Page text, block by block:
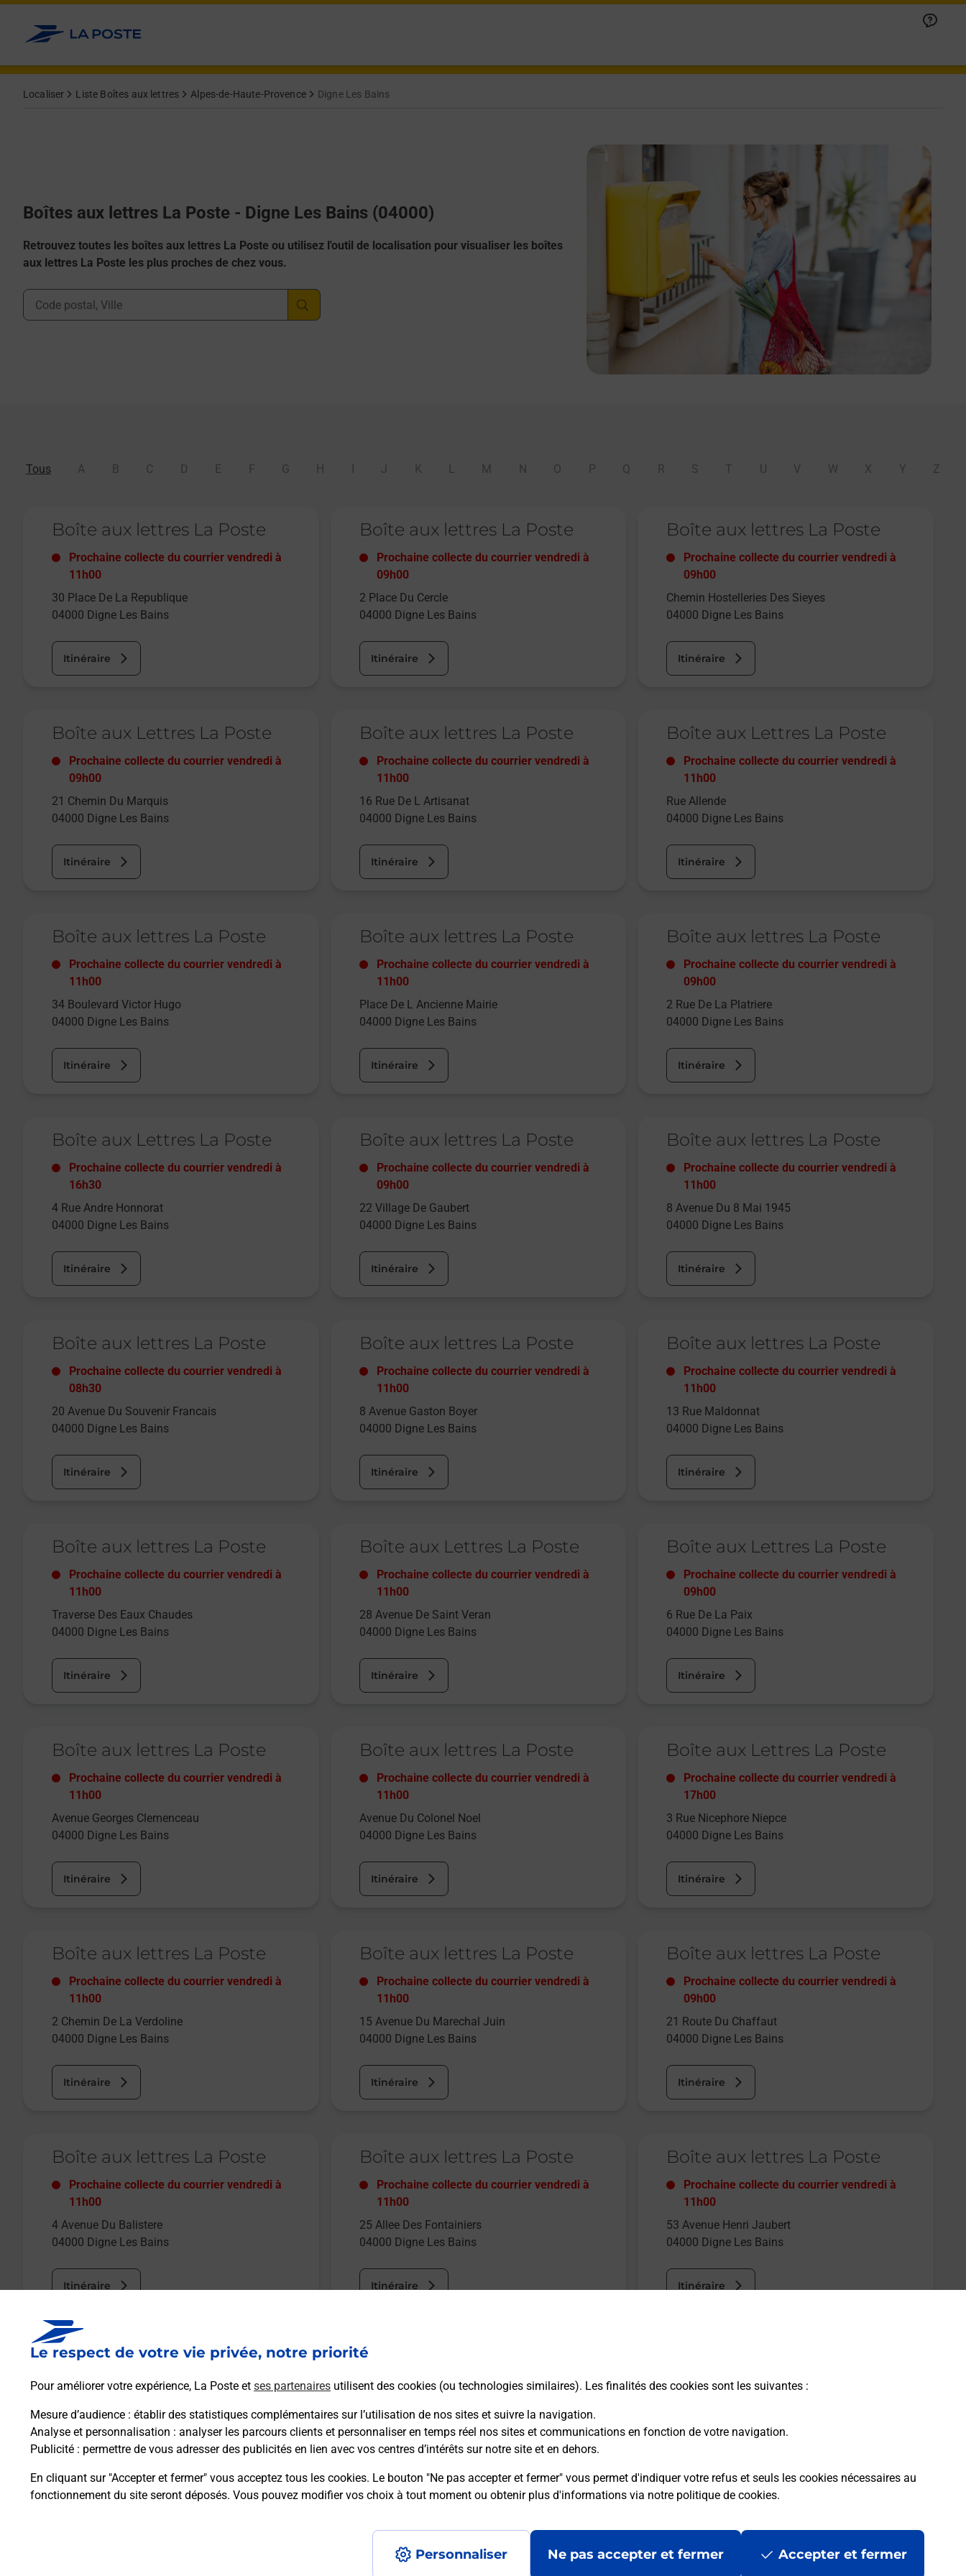
Le respect de votre vie privée, notre priorité
Pour améliorer votre expérience, La Poste et ses partenaires utilisent des cookies (ou technologies similaires). Les finalités des cookies sont les suivantes :
Mesure d’audience : établir des statistiques complémentaires sur l’utilisation de nos sites et suivre la navigation.
Analyse et personnalisation : analyser les parcours clients et personnaliser en temps réel nos sites et communications en fonction de votre navigation.
Publicité : permettre de vous adresser des publicités en lien avec vos centres d’intérêts sur notre site et en dehors.
En cliquant sur "Accepter et fermer" vous acceptez tous les cookies. Le bouton "Ne pas accepter et fermer" vous permet d'indiquer votre refus et seuls les cookies nécessaires au
fonctionnement du site seront déposés. Vous pouvez modifier vos choix à tout moment ou obtenir plus d'informations via notre politique de cookies.
Personnaliser Ne pas accepter et fermer Accepter et fermer
Allez au contenu
Localiser Liste Boîtes aux lettres Alpes-de-Haute-Provence Digne Les Bains
Boîtes aux lettres La Poste - Digne Les Bains (04000)
Retrouvez toutes les boîtes aux lettres La Poste ou utilisez l'outil de localisation pour visualiser les boîtes
aux lettres La Poste les plus proches de chez vous.
Ville, Département, Code Postal
Tous A B C D E F G H J K L M N O P Q R S T U V W X Y Z
Boîte aux lettres La Poste
Prochaine collecte du courrier vendredi à
11h00
30 Place De La Republique
04000 Digne Les Bains
Itinéraire
Boîte aux lettres La Poste
Prochaine collecte du courrier vendredi à
09h00
2 Place Du Cercle
04000 Digne Les Bains
Itinéraire
Boîte aux lettres La Poste
Prochaine collecte du courriervendredi à
09h00
Chemin Hostelleries Des Sieyes
04000 Digne Les Bains
Itinéraire
Boîte aux Lettres La Poste
Prochaine collecte du courrier vendredi à
09h00
21 Chemin Du Marquis
04000 Digne Les Bains
Itinéraire
Boîte aux lettres La Poste
Prochaine collecte du courrier vendredi à
11h00
16 Rue De L Artisanat
04000 Digne Les Bains
Itinéraire
Boîte aux Lettres La Poste
Prochaine collecte du courriervendredi à
11h00
Rue Allende
04000 Digne Les Bains
Itinéraire
Boîte aux lettres La Poste
Prochaine collecte du courrier vendredi à
11h00
34 Boulevard Victor Hugo
04000 Digne Les Bains
Itinéraire
Boîte aux lettres La Poste
Prochaine collecte du courrier vendredi à
11h00
Place De L Ancienne Mairie
04000 Digne Les Bains
Itinéraire
Boîte aux lettres La Poste
Prochaine collecte du courriervendredi à
09h00
2 Rue De La Platriere
04000 Digne Les Bains
Itinéraire
Boîte aux Lettres La Poste
Prochaine collecte du courrier vendredi à
16h30
4 Rue Andre Honnorat
04000 Digne Les Bains
Itinéraire
Boîte aux lettres La Poste
Prochaine collecte du courrier vendredi à
09h00
22 Village De Gaubert
04000 Digne Les Bains
Itinéraire
Boîte aux lettres La Poste
Prochaine collecte du courriervendredi à
11h00
8 Avenue Du 8 Mai 1945
04000 Digne Les Bains
Itinéraire
Boîte aux lettres La Poste
Prochaine collecte du courrier vendredi à
08h30
20 Avenue Du Souvenir Francais
04000 Digne Les Bains
Itinéraire
Boîte aux lettres La Poste
Prochaine collecte du courrier vendredi à
11h00
8 Avenue Gaston Boyer
04000 Digne Les Bains
Itinéraire
Boîte aux lettres La Poste
Prochaine collecte du courriervendredi à
11h00
13 Rue Maldonnat
04000 Digne Les Bains
Itinéraire
Boîte aux lettres La Poste
Prochaine collecte du courrier vendredi à
11h00
Traverse Des Eaux Chaudes
04000 Digne Les Bains
Itinéraire
Boîte aux Lettres La Poste
Prochaine collecte du courrier vendredi à
11h00
28 Avenue De Saint Veran
04000 Digne Les Bains
Itinéraire
Boîte aux Lettres La Poste
Prochaine collecte du courriervendredi à
09h00
6 Rue De La Paix
04000 Digne Les Bains
Itinéraire
Boîte aux lettres La Poste
Prochaine collecte du courrier vendredi à
11h00
Avenue Georges Clemenceau
04000 Digne Les Bains
Itinéraire
Boîte aux lettres La Poste
Prochaine collecte du courrier vendredi à
11h00
Avenue Du Colonel Noel
04000 Digne Les Bains
Itinéraire
Boîte aux Lettres La Poste
Prochaine collecte du courriervendredi à
17h00
3 Rue Nicephore Niepce
04000 Digne Les Bains
Itinéraire
Boîte aux lettres La Poste
Prochaine collecte du courrier vendredi à
11h00
2 Chemin De La Verdoline
04000 Digne Les Bains
Itinéraire
Boîte aux lettres La Poste
Prochaine collecte du courrier vendredi à
11h00
15 Avenue Du Marechal Juin
04000 Digne Les Bains
Itinéraire
Boîte aux lettres La Poste
Prochaine collecte du courriervendredi à
09h00
21 Route Du Chaffaut
04000 Digne Les Bains
Itinéraire
Boîte aux lettres La Poste
Prochaine collecte du courrier vendredi à
11h00
4 Avenue Du Balistere
04000 Digne Les Bains
Itinéraire
Boîte aux lettres La Poste
Prochaine collecte du courrier vendredi à
11h00
25 Allee Des Fontainiers
04000 Digne Les Bains
Itinéraire
Boîte aux lettres La Poste
Prochaine collecte du courriervendredi à
11h00
53 Avenue Henri Jaubert
04000 Digne Les Bains
Itinéraire
Boîte aux lettres La Poste
Prochaine collecte du courriervendredià
7 Avenue De Verdun
04000 Digne Les Bains
Itinéraire
Le lien s'ouvre dans un nouvel onglet